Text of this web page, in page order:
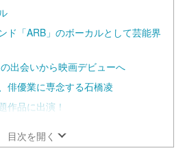
ド「ARB」のボーカルとして芸能界
出会いから映画デビューへ
俳優業に専念する石橋凌
作品に出演！
目次を開く